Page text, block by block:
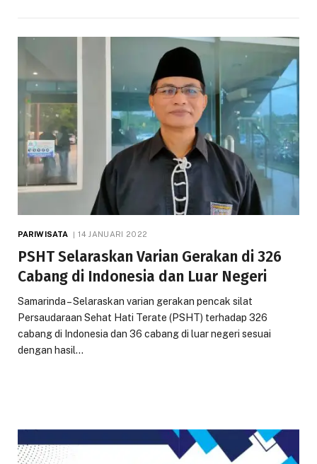
PARIWISATA 14 JANUARI 2022
PSHT Selaraskan Varian Gerakan di 326
Cabang di Indonesia dan Luar Negeri
Samarinda – Selaraskan varian gerakan pencak silat
Persaudaraan Sehat Hati Terate (PSHT) terhadap 326
cabang di Indonesia dan 36 cabang di luar negeri sesuai
dengan hasil…